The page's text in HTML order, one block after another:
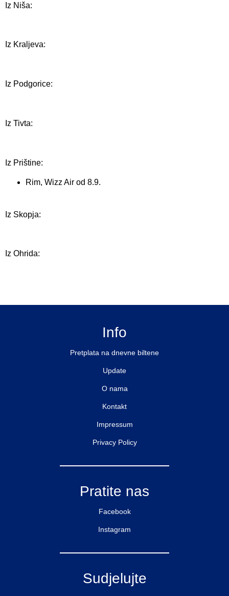
Iz Niša:
Iz Kraljeva:
Iz Podgorice:
Iz Tivta:
Iz Prištine:
Rim, Wizz Air od 8.9.
Iz Skopja:
Iz Ohrida:
Info
Pretplata na dnevne biltene
Update
O nama
Kontakt
Impressum
Privacy Policy
Pratite nas
Facebook
Instagram
Sudjelujte